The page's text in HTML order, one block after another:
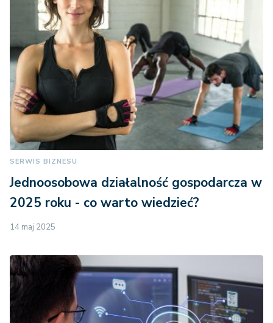
SERWIS BIZNESU
Jednoosobowa działalność gospodarcza w
2025 roku - co warto wiedzieć?
14 maj 2025